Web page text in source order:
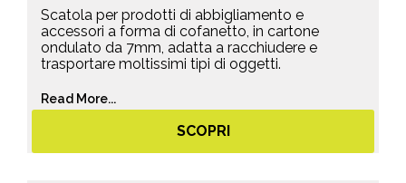
Scatola per prodotti di abbigliamento e
accessori a forma di cofanetto, in cartone
ondulato da 7mm, adatta a racchiudere e
trasportare moltissimi tipi di oggetti.
Read More...
SCOPRI